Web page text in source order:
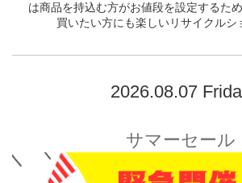
は商品を持込む方がお値段を設定するた
買いたい方にも楽しいリサイクルシ
2026.08.07
サマーセール